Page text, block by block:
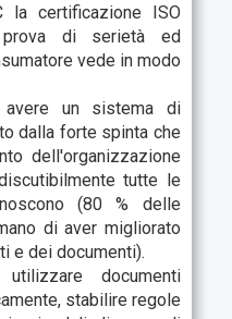
la certificazione ISO
di serietà ed
vede in modo
un sistema di
dalla forte spinta che
dell'organizzazione
tutte le
(80 % delle
di aver migliorato
e dei documenti).
documenti
stabilire regole